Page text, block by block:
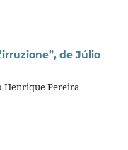
de Júlio
Henrique Pereira